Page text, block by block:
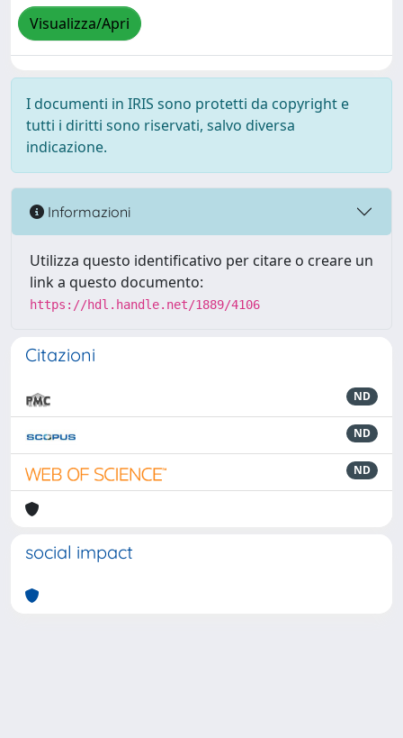
Visualizza/Apri
I documenti in IRIS sono protetti da copyright e
tutti i diritti sono riservati, salvo diversa
indicazione.
Informazioni
Utilizza questo identificativo per citare o creare un
link a questo documento:
https://hdl.handle.net/1889/4106
Citazioni
ND
ND
ND
social impact